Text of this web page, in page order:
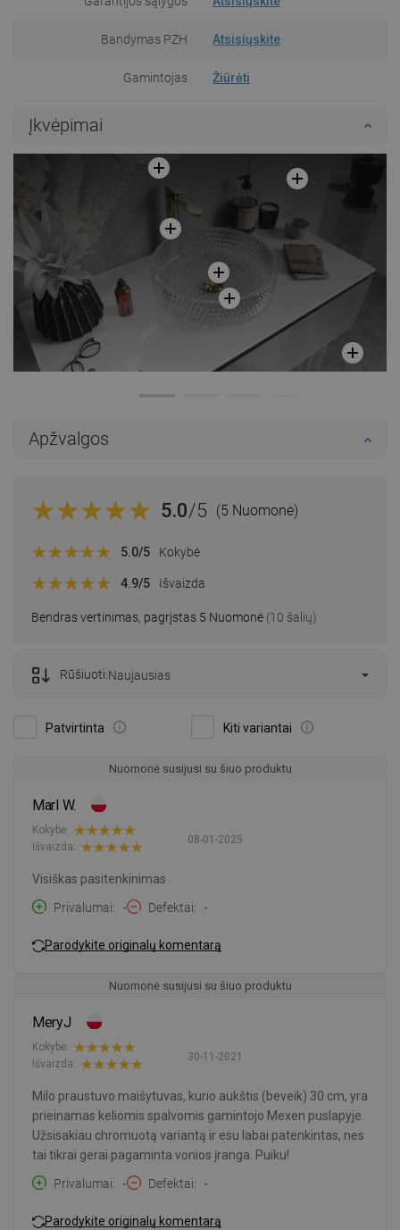
Bandymas PZH Atsisiųskite
Gamintojas Žiūrėti
Įkvėpimai
Apžvalgos
5.0/5 (5 Nuomonė)
Bendras vertinimas, pagrįstas 5 Nuomonė (10 šalių)
5.0/5 Kokybė
4.9/5 Išvaizda
Patvirtinta Kiti variantai
Rūšiuoti:Naujausias
Nuomonė susijusi su šiuo produktu
Marl W.
08-01-2025
Kokybė:
Išvaizda:
Visiškas pasitenkinimas
Privalumai
- Defektai -
Parodykite originalų komentarą
Nuomonė susijusi su šiuo produktu
MeryJ
30-11-2021
Kokybė:
Išvaizda:
Milo praustuvo maišytuvas, kurio aukštis (beveik) 30 cm, yra
prieinamas keliomis spalvomis gamintojo Mexen puslapyje.
Užsisakiau chromuotą variantą ir esu labai patenkintas, nes
tai tikrai gerai pagaminta vonios įranga. Puiku!
Privalumai
- Defektai -
Parodykite originalų komentarą